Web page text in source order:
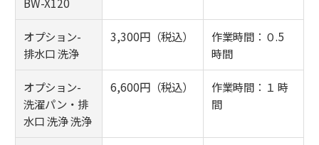
オプション-
排水口 洗浄
3,300円（税込）
作業時間：０.5
時間
オプション-
洗濯パン・排
水口 洗浄 洗浄
6,600円（税込）
作業時間：１ 時
間